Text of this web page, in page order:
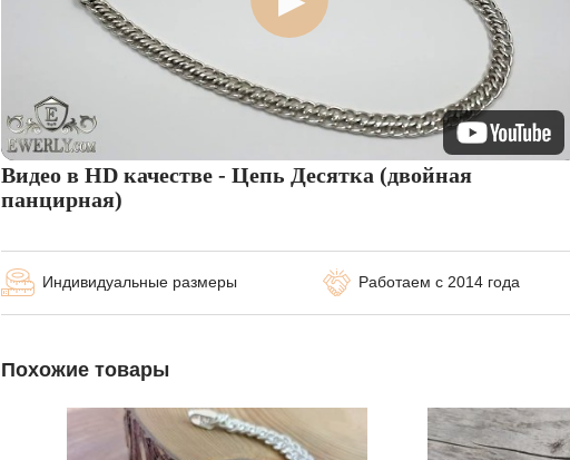
Видео в HD качестве - Цепь Десятка (двойная
панцирная)
Индивидуальные размеры Работаем с 2014 года
Похожие товары